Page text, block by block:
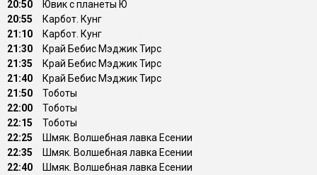
20:50
Ювик с планеты Ю
20:55
Карбот. Кунг
21:10
Карбот. Кунг
21:30
Край Бебис Мэджик Тирс
21:35
Край Бебис Мэджик Тирс
21:40
Край Бебис Мэджик Тирс
21:50
Тоботы
22:00
Тоботы
22:15
Тоботы
22:25
Шмяк. Волшебная лавка Есении
22:35
Шмяк. Волшебная лавка Есении
22:40
Шмяк. Волшебная лавка Есении